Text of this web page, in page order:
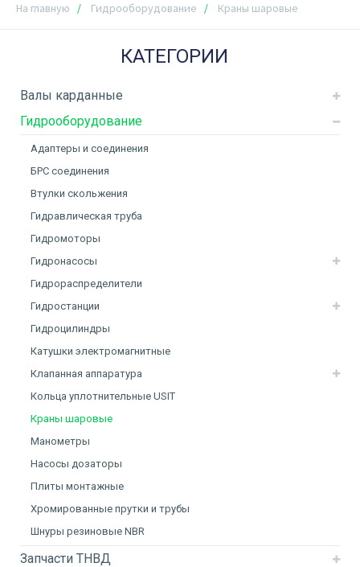
На главную Гидрооборудование Краны шаровые
КАТЕГОРИИ
Валы карданные
Гидрооборудование
Адаптеры и соединения
БРС соединения
Втулки скольжения
Гидравлическая труба
Гидромоторы
Гидронасосы
Гидрораспределители
Гидростанции
Гидроцилиндры
Катушки электромагнитные
Клапанная аппаратура
Кольца уплотнительные USIT
Краны шаровые
Манометры
Насосы дозаторы
Плиты монтажные
Хромированные прутки и трубы
Шнуры резиновые NBR
Запчасти ТНВД